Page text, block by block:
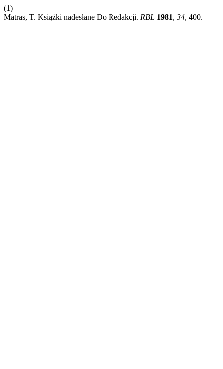
(1)
Matras, T. Książki nadesłane Do Redakcji. RBL 1981, 34, 400.